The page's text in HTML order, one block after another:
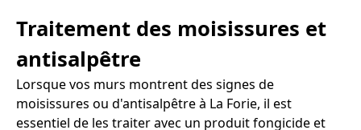
Traitement des moisissures et
antisalpêtre
Lorsque vos murs montrent des signes de
moisissures ou d'antisalpêtre à La Forie, il est
essentiel de les traiter avec un produit fongicide et